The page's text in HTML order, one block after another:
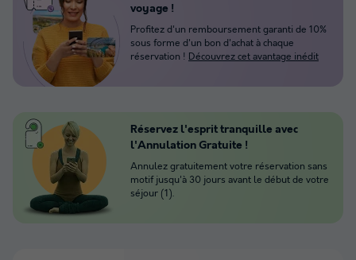
voyage !
Profitez d'un remboursement garanti de 10%
sous forme d'un bon d'achat à chaque
réservation ! Découvrez cet avantage inédit
Réservez l'esprit tranquille avec
l'Annulation Gratuite !
Annulez gratuitement votre réservation sans
motif jusqu'à 30 jours avant le début de votre
séjour (1).